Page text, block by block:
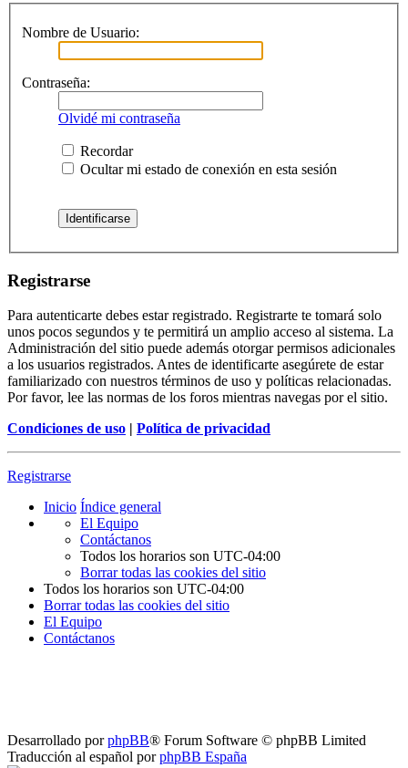
Nombre de Usuario:
Contraseña:
Olvidé mi contraseña
Recordar
Ocultar mi estado de conexión en esta sesión
Registrarse
Para autenticarte debes estar registrado. Registrarte te tomará solo
unos pocos segundos y te permitirá un amplio acceso al sistema. La
Administración del sitio puede además otorgar permisos adicionales
a los usuarios registrados. Antes de identificarte asegúrete de estar
familiarizado con nuestros términos de uso y políticas relacionadas.
Por favor, lee las normas de los foros mientras navegas por el sitio.
Condiciones de uso | Política de privacidad
Registrarse
Inicio Índice general
El Equipo
Contáctanos
Todos los horarios son UTC-04:00
Borrar todas las cookies del sitio
Todos los horarios son UTC-04:00
Borrar todas las cookies del sitio
El Equipo
Contáctanos
Desarrollado porphpBB® Forum Software © phpBB Limited
Traducción al español porphpBB España